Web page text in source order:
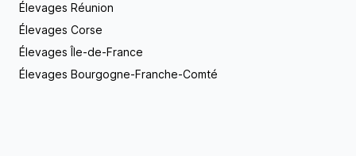
Élevages Réunion
Élevages Corse
Élevages Île-de-France
Élevages Bourgogne-Franche-Comté